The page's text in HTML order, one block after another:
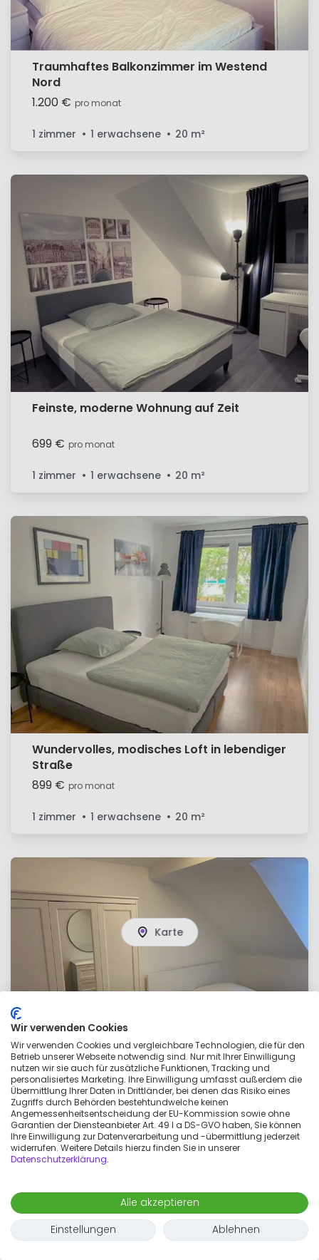
Karte
Traumhaftes Balkonzimmer im Westend
Nord
1.200 € pro monat
1 zimmer 1 erwachsene 20 m²
Feinste, moderne Wohnung auf Zeit
699 € pro monat
1 zimmer 1 erwachsene 20 m²
Wundervolles, modisches Loft in lebendiger
Straße
899 € pro monat
1 zimmer 1 erwachsene 20 m²
Fantastisches Zimmer in Frankfurt
Westend Nord
899 € pro monat
1 zimmer 1 erwachsene
Wir verwenden Cookies
Wir verwenden Cookies und vergleichbare Technologien, die für den
Betrieb unserer Webseite notwendig sind. Nur mit Ihrer Einwilligung
nutzen wir sie auch für zusätzliche Funktionen, Tracking und
personalisiertes Marketing. Ihre Einwilligung umfasst außerdem die
Übermittlung Ihrer Daten in Drittländer, bei denen das Risiko eines
Zugriffs durch Behörden bestehtundwelche keinen
Angemessenheitsentscheidung der EU-Kommission sowie ohne
Garantien der Diensteanbieter Art. 49 I a DS-GVO haben, Sie können
Ihre Einwilligung zur Datenverarbeitung und -übermittlung jederzeit
widerrufen. Weitere Details hierzu finden Sie in unserer
Datenschutzerklärung.
Alle akzeptieren
Einstellungen
Ablehnen